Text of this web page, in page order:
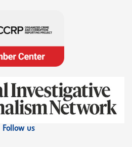
Follow us